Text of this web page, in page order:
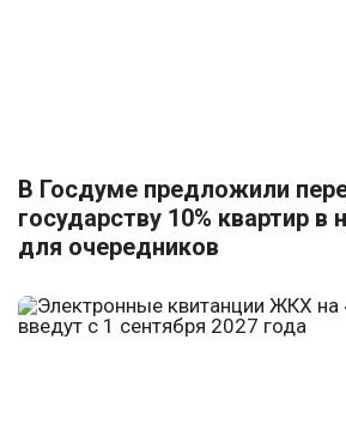
В Госдуме предложили
государству 10% квартир в
для очередников